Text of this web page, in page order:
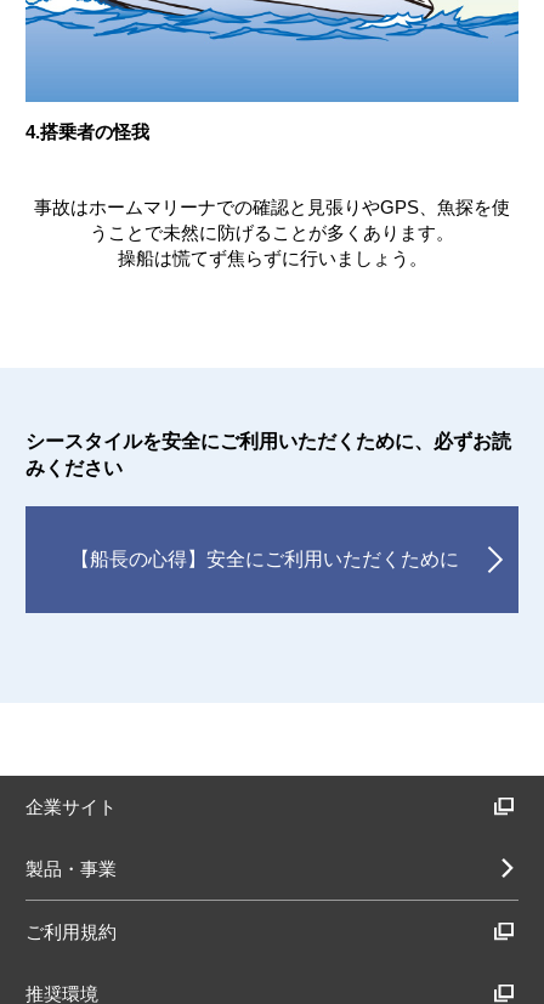
4.搭乗者の怪我
事故はホームマリーナでの確認と見張りやGPS、魚探を使
うことで未然に防げることが多くあります。
操船は慌てず焦らずに行いましょう。
シースタイルを安全にご利用いただくために、必ずお読
みください
【船長の心得】安全にご利用いただくために
企業サイト
製品・事業
ご利用規約
推奨環境